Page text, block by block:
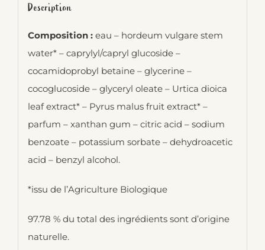
Description
Composition : eau – hordeum vulgare stem
water* – caprylyl/capryl glucoside –
cocamidoprobyl betaine – glycerine –
cocoglucoside – glyceryl oleate – Urtica dioica
leaf extract* – Pyrus malus fruit extract* –
parfum – xanthan gum – citric acid – sodium
benzoate – potassium sorbate – dehydroacetic
acid – benzyl alcohol.
*issu de l’Agriculture Biologique
97.78 % du total des ingrédients sont d’origine
naturelle.